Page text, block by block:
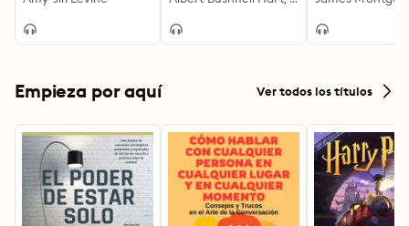
Empieza por aquí Ver todos los títulos